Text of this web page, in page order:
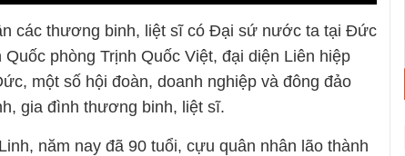
các thương binh, liệt sĩ có Đại sứ nước ta tại Đức
phòng Trịnh Quốc Việt, đại diện Liên hiệp
một số hội đoàn, doanh nghiệp và đông đảo
gia đình thương binh, liệt sĩ.
năm nay đã 90 tuổi, cựu quân nhân lão thành